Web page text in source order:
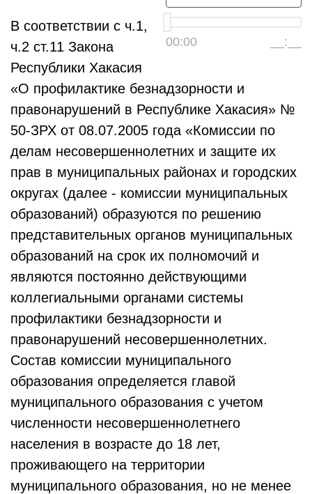
00:00 __:__
В соответствии с ч.1,
ч.2 ст.11 Закона
Республики Хакасия
«О профилактике безнадзорности и
правонарушений в Республике Хакасия» №
50-ЗРХ от 08.07.2005 года «Комиссии по
делам несовершеннолетних и защите их
прав в муниципальных районах и городских
округах (далее - комиссии муниципальных
образований) образуются по решению
представительных органов муниципальных
образований на срок их полномочий и
являются постоянно действующими
коллегиальными органами системы
профилактики безнадзорности и
правонарушений несовершеннолетних.
Состав комиссии муниципального
образования определяется главой
муниципального образования с учетом
численности несовершеннолетнего
населения в возрасте до 18 лет,
проживающего на территории
муниципального образования, но не менее